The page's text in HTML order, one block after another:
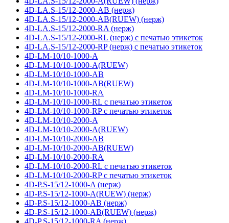
4D-LA.S-15/12-2000-AB (нерж)
4D-LA.S-15/12-2000-AB(RUEW) (нерж)
4D-LA.S-15/12-2000-RA (нерж)
4D-LA.S-15/12-2000-RL (нерж) с печатью этикеток
4D-LA.S-15/12-2000-RP (нерж) с печатью этикеток
4D-LM-10/10-1000-A
4D-LM-10/10-1000-A(RUEW)
4D-LM-10/10-1000-AB
4D-LM-10/10-1000-AB(RUEW)
4D-LM-10/10-1000-RA
4D-LM-10/10-1000-RL с печатью этикеток
4D-LM-10/10-1000-RP с печатью этикеток
4D-LM-10/10-2000-A
4D-LM-10/10-2000-A(RUEW)
4D-LM-10/10-2000-AB
4D-LM-10/10-2000-AB(RUEW)
4D-LM-10/10-2000-RA
4D-LM-10/10-2000-RL с печатью этикеток
4D-LM-10/10-2000-RP с печатью этикеток
4D-P.S-15/12-1000-A (нерж)
4D-P.S-15/12-1000-A(RUEW) (нерж)
4D-P.S-15/12-1000-AB (нерж)
4D-P.S-15/12-1000-AB(RUEW) (нерж)